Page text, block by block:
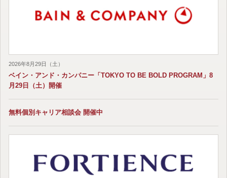
2026年8月29日（土）
ベイン・アンド・カンパニー「TOKYO TO BE BOLD PROGRAM」8
月29日（土）開催
無料個別キャリア相談会 開催中